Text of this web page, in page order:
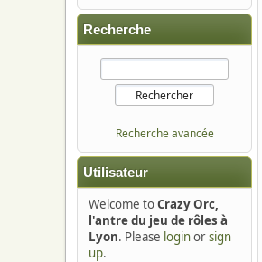
Recherche
Recherche avancée
Utilisateur
Welcome toCrazy Orc,
l'antre du jeu de rôles à
Lyon. Please loginorsign
up.